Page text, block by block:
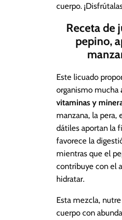
cuerpo.
Receta de
pepino,
Este licuado
organismo mucha
vitaminas y
manzana, la pera,
dátiles aportan la
favorece la
mientras que el
contribuye con el
hidratar.
Esta mezcla,
cuerpo con